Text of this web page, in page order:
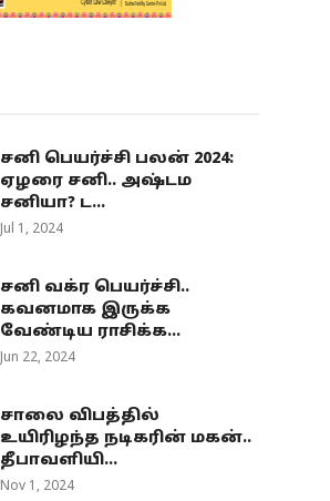
சனி பெயர்ச்சி பலன் 2024:
ஏழரை சனி.. அஷ்டம
சனியா? ட...
Jul 1, 2024
சனி வக்ர பெயர்ச்சி..
கவனமாக இருக்க
வேண்டிய ராசிக்க...
Jun 22, 2024
சாலை விபத்தில்
உயிரிழந்த நடிகரின் மகன்..
தீபாவளியி...
Nov 1, 2024